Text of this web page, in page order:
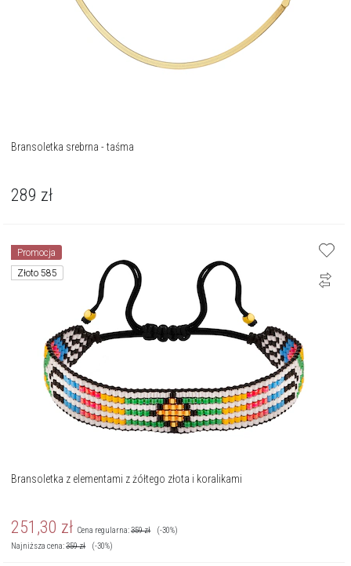
Bransoletka srebrna - taśma
289 zł
Promocja
Złoto 585
Bransoletka z elementami z żółtego złota i koralikami
251,30 zł Cena regularna:359zł
(-30%)
Najniższa cena:359zł (-30%)